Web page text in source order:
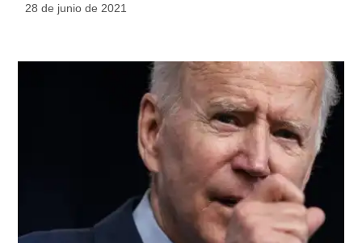
28 de junio de 2021